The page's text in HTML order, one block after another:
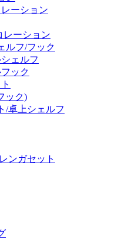
ーション
レーション
ルフ/フック
ェルフ
ック
ック)
/卓上シェルフ
ンガセット